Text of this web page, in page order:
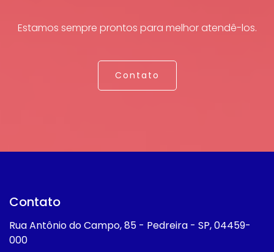
Estamos sempre prontos para melhor atendê-los.
Contato
Contato
Rua Antônio do Campo, 85 - Pedreira - SP, 04459-
000